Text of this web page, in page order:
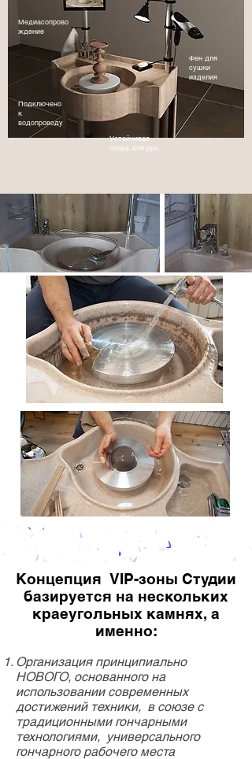
Устойчивая
опора для рук
Медиасопрово
ждение
Фен для
сушки
изделия
Подключено
к
водопроводу
Концепция VIP-зоны Студии
базируется на нескольких
краеугольных камнях, а
именно:
Организация принципиально
НОВОГО, основанного на
использовании современных
достижений техники, в союзе с
традиционными гончарными
технологиями, универсального
гончарного рабочего места